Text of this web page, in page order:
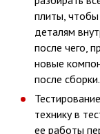
плиты,
деталям
после чего,
новые
после сборки.
технику в
ее работы